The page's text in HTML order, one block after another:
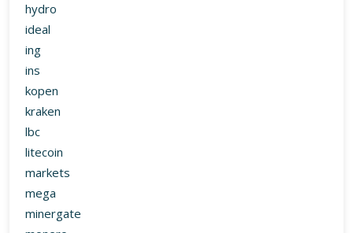
hydro
ideal
ing
ins
kopen
kraken
lbc
litecoin
markets
mega
minergate